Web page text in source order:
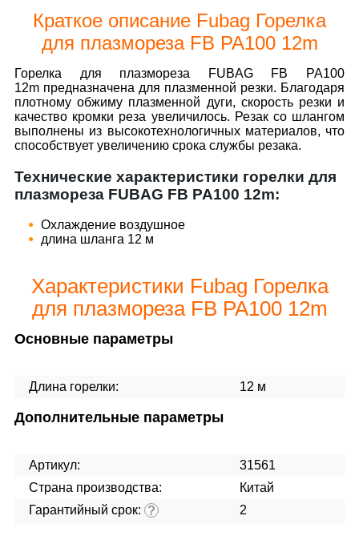
Краткое описание Fubag Горелка
для плазмореза FB PA100 12m
Горелка для плазмореза FUBAG FB PA100
12m предназначена для плазменной резки. Благодаря
плотному обжиму плазменной дуги, скорость резки и
качество кромки реза увеличилось. Резак со шлангом
выполнены из высокотехнологичных материалов, что
способствует увеличению срока службы резака.
Технические характеристики горелки для
плазмореза FUBAG FB PA100 12m:
Охлаждение воздушное
длина шланга 12 м
Характеристики Fubag Горелка
для плазмореза FB PA100 12m
Основные параметры
Длина горелки: 12 м
Дополнительные параметры
Артикул:
31561
Страна производства:
Китай
Гарантийный срок: ? 2